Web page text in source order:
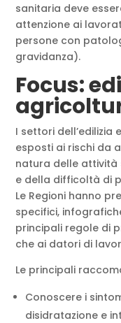
sanitaria deve
attenzione ai
persone con
gravidanza).
Focus:
I settori dell’edilizia
esposti ai rischi da
natura delle attività
e della difficoltà di
Le Regioni hanno
specifici,
principali regole di
che ai datori di
Le principali
Conoscere i
disidratazione e